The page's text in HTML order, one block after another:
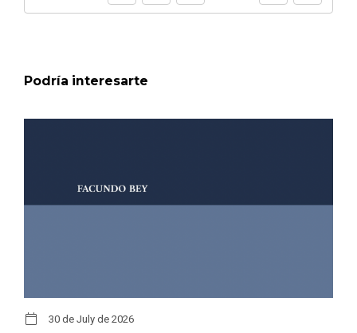
Podría interesarte
30 de July de 2026